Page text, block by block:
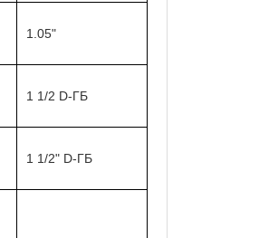
1.05"
1 1/2 D-ГБ
1 1/2" D-ГБ